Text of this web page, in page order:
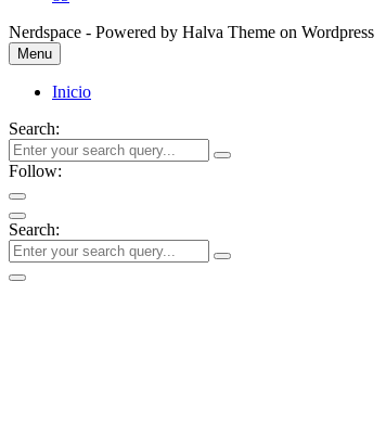
Nerdspace - Powered by Halva Theme on Wordpress
Menu
Inicio
Search:
Follow:
Search: